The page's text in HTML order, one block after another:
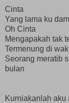
Cinta
Yang lama ku
Oh Cinta
Mengapakah tak
Termenung di
Seorang meratib
bulan
Kurniakanlah aku